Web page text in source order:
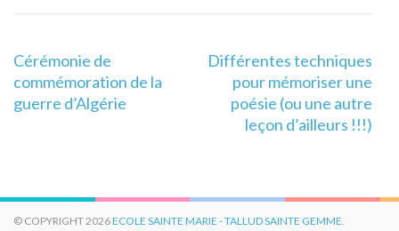
Navigation
de
l’article
Cérémonie de
commémoration de la
guerre d’Algérie
Différentes techniques
pour mémoriser une
poésie (ou une autre
leçon d’ailleurs !!!)
© COPYRIGHT 2026ECOLE SAINTE MARIE - TALLUD SAINTE GEMME